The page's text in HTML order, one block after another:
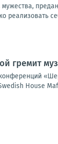
реализовать
гремит
House